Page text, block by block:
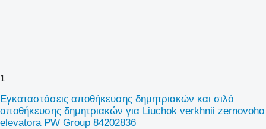
1
Εγκαταστάσεις αποθήκευσης δημητριακών και σιλό
αποθήκευσης δημητριακών για Liuchok verkhnii zernovoho
elevatora PW Group 84202836